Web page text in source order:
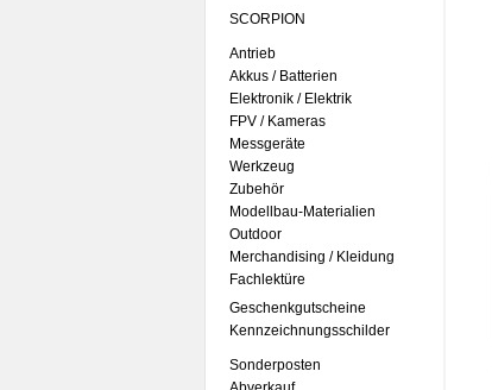
SCORPION
Antrieb
Akkus / Batterien
Elektronik / Elektrik
FPV / Kameras
Messgeräte
Werkzeug
Zubehör
Modellbau-Materialien
Outdoor
Merchandising / Kleidung
Fachlektüre
Geschenkgutscheine
Kennzeichnungsschilder
Sonderposten